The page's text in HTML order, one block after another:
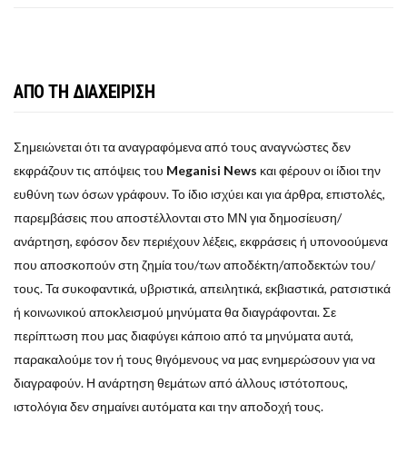
ΑΠΟ ΤΗ ΔΙΑΧΕΙΡΙΣΗ
Σημειώνεται ότι τα αναγραφόμενα από τους αναγνώστες δεν
εκφράζουν τις απόψεις του Meganisi News και φέρουν οι ίδιοι την
ευθύνη των όσων γράφουν. Το ίδιο ισχύει και για άρθρα, επιστολές,
παρεμβάσεις που αποστέλλονται στο ΜΝ για δημοσίευση/
ανάρτηση, εφόσον δεν περιέχουν λέξεις, εκφράσεις ή υπονοούμενα
που αποσκοπούν στη ζημία του/των αποδέκτη/αποδεκτών του/
τους. Τα συκοφαντικά, υβριστικά, απειλητικά, εκβιαστικά, ρατσιστικά
ή κοινωνικού αποκλεισμού μηνύματα θα διαγράφονται. Σε
περίπτωση που μας διαφύγει κάποιο από τα μηνύματα αυτά,
παρακαλούμε τον ή τους θιγόμενους να μας ενημερώσουν για να
διαγραφούν. Η ανάρτηση θεμάτων από άλλους ιστότοπους,
ιστολόγια δεν σημαίνει αυτόματα και την αποδοχή τους.